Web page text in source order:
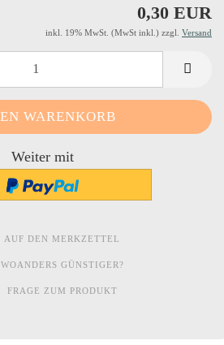
0,30 EUR
inkl. 19% MwSt. (MwSt inkl.) zzgl. Versand
Weiter mit
AUF DEN MERKZETTEL
WOANDERS GÜNSTIGER?
FRAGE ZUM PRODUKT